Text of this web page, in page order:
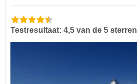
Testresultaat: 4,5 van de 5 sterren